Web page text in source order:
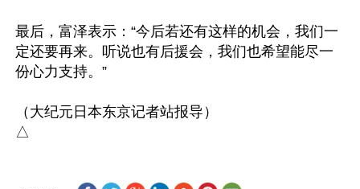
最后，富泽表示：“今后若还有这样的机会，我们一
定还要再来。听说也有后援会，我们也希望能尽一
份心力支持。”
（大纪元日本东京记者站报导）